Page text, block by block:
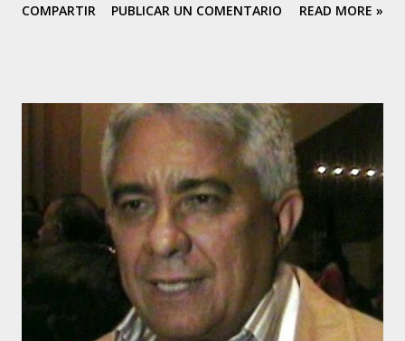
completo es Cristóbal Leobardo Jiménez Farfán. Su padre
con grandes cantadores el improvisadores de El Mantecal,
donde se realizaba una fiesta con arpa , cuatro y maracas
cada fin de semana, por cualquier motivo. Es un pueblo cuya
principal actividad es la ganadería. Jiménez se acercaba a
los peones después de la faena de estos, y les pedía que le
explicaran las normas de la improvisación, la métrica de las
coplas y en fin, todo lo que se necesitaba para ingresar al
mundo del cante llanero. Toca arpa, cuatro y maracas. Su
COMPARTIR PUBLICAR UN COMENTARIO READ MORE »